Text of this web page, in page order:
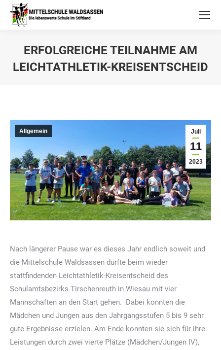
ERFOLGREICHE TEILNAHME AM
LEICHTATHLETIK-KREISENTSCHEID
Juli
11
2023
Allgemein
Nach längerer Pause war es dieses Jahr endlich soweit und
die Mittelschule Waldsassen durfte beim wieder
stattfindenden Leichtathletik-Kreisentscheid des
Schulamtsbezirks Tirschenreuth in Wiesau mit vier
Mannschaften an den Start gehen. Dabei konnten die
Mädchen und Jungen aus den Jahrgangsstufen 5 bis 9 sehr
gute Ergebnisse erzielen. Am Ende konnten sie sich für ihre
Leistungen durch zwei vierte Plätze (Mädchen/Jungen IV),